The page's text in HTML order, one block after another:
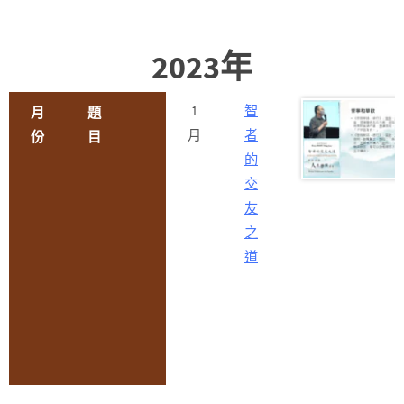
2023年
月
份
題
目
1
月
智
者
的
交
友
之
道